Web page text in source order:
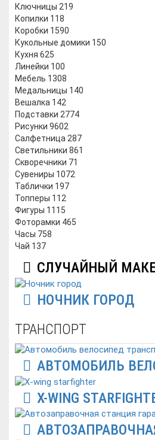
Ключницы 219
Копилки 118
Коробки 1590
Кукольные домики 150
Кухня 625
Линейки 100
Мебель 1308
Медальницы 140
Вешалка 142
Подставки 2774
Рисунки 9602
Салфетница 287
Светильники 861
Скворечники 71
Сувениры 1072
Таблички 197
Топперы 112
Фигуры 1115
Фоторамки 465
Часы 758
Чай 137
СЛУЧАЙНЫЙ
НОЧНИК ГОРОД
ТРАНСПОРТ
АВТОМОБИЛЬ
X-WING